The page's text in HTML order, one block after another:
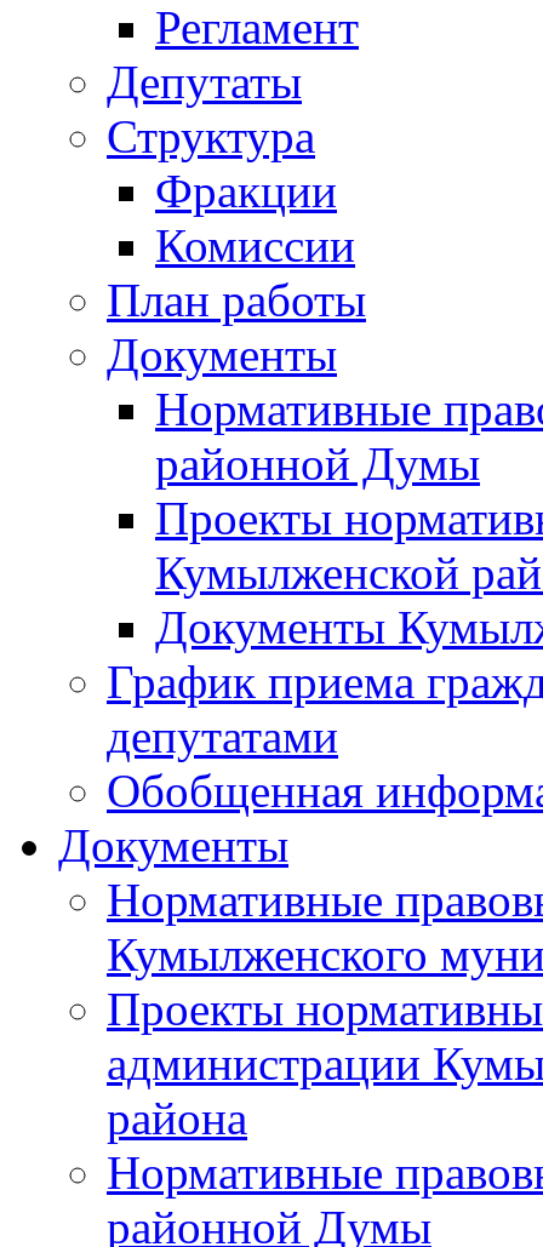
Регламент
Депутаты
Структура
Фракции
Комиссии
План работы
Документы
Нормативные
районной Думы
Проекты
Кумылженской
Документы
График приема
депутатами
Обобщенная
Документы
Нормативные
Кумылженского
Проекты
администрации
района
Нормативные
районной Думы